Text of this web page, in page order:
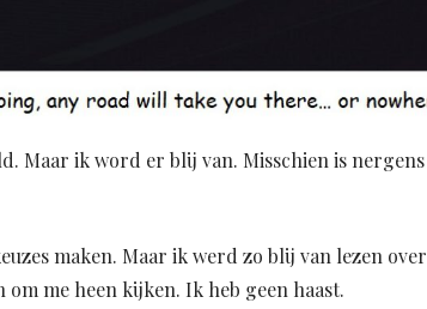
Maar ik word er blij van. Misschien is nergens
maken. Maar ik werd zo blij van lezen over
me heen kijken. Ik heb geen haast.